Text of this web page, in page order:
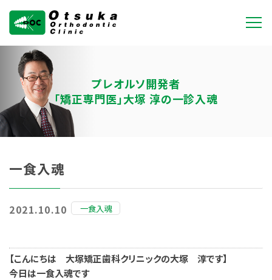
大塚矯正歯科クリニ
ック
プレオルソ開発者
「矯正専門医」大塚 淳の一診入魂
一食入魂
2021.10.10 一食入魂
【こんにちは 大塚矯正歯科クリニックの大塚 淳です】
今日は一食入魂です